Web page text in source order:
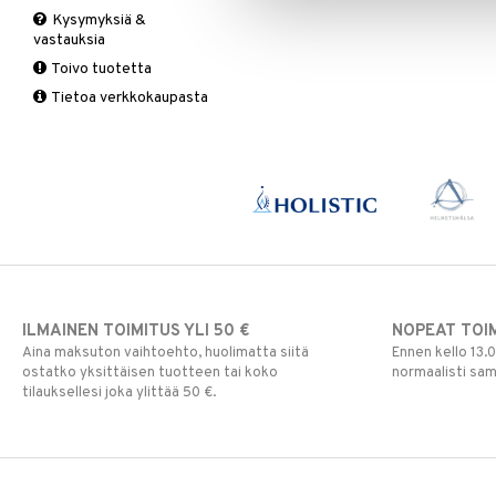
Suolisto
Valkosipuli
Yskään
C-vitamiinit
Miehet
Multimineraalit
Q-10
Schizandra
Suorituskyky
Kysymyksiä &
vastauksia
Toivo tuotetta
Tietoa verkkokaupasta
ILMAINEN TOIMITUS YLI 50 €
Aina maksuton vaihtoehto, huolimatta siitä
ostatko yksittäisen tuotteen tai koko
tilauksellesi joka ylittää 50 €.
NOPEAT
Ennen kello
normaalisti